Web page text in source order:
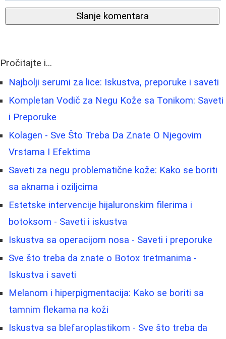
Slanje komentara
Pročitajte i...
Najbolji serumi za lice: Iskustva, preporuke i saveti
Kompletan Vodič za Negu Kože sa Tonikom: Saveti
i Preporuke
Kolagen - Sve Što Treba Da Znate O Njegovim
Vrstama I Efektima
Saveti za negu problematične kože: Kako se boriti
sa aknama i oziljcima
Estetske intervencije hijaluronskim filerima i
botoksom - Saveti i iskustva
Iskustva sa operacijom nosa - Saveti i preporuke
Sve što treba da znate o Botox tretmanima -
Iskustva i saveti
Melanom i hiperpigmentacija: Kako se boriti sa
tamnim flekama na koži
Iskustva sa blefaroplastikom - Sve što treba da